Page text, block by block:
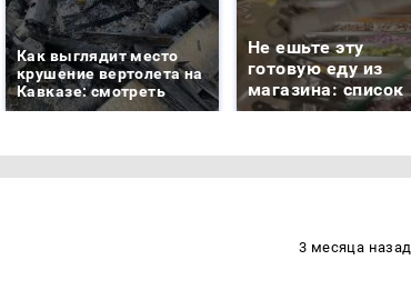
Как выглядит место
крушение вертолета на
Кавказе: смотреть
Не ешьте эту
готовую еду из
магазина: список
3 месяца назад